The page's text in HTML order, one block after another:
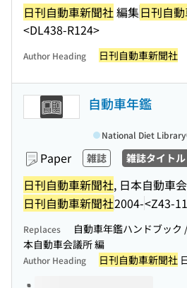
日刊自動車新聞社編集日刊自
<DL438-R124>
Author Heading 日刊自動車新聞社
自動車年鑑
Paper 雑誌 雑誌タイトル
日刊自動車新聞社, 日本自動車
日刊自動車新聞社2004-<Z43-
National Diet Library
Replaces 自動車年鑑ハンドブック
本自動車会議所 編
Author Heading 日刊自動車新聞社
Volumes of this title